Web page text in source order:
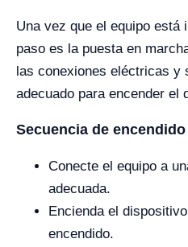
Una vez que el equipo está
paso es la puesta en
las conexiones eléctricas y
adecuado para encender el
Secuencia de encendido
Conecte el equipo a
adecuada.
Encienda el
encendido.